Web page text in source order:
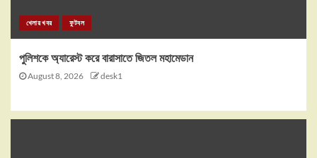
খেলার খবর ফুটবল
পুলিশকে অ্যারেস্ট করে বারাসাতে জিতল মহামেডান
August 8, 2026 desk1